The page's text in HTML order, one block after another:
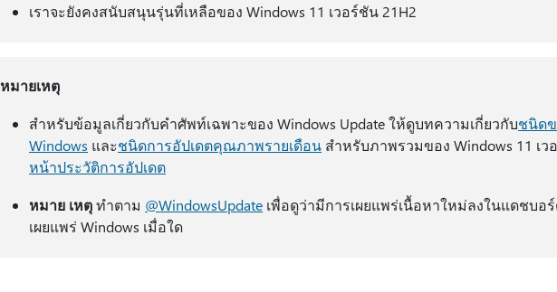
เราจะยังคงสนับสนุนรุ่นที่เหลือของ Windows 11 เวอร์ชัน 21H2
หมายเหตุ
สําหรับข้อมูลเกี่ยวกับคําศัพท์เฉพาะของ Windows Update ให้ดูบทความเกี่ยวกับชนิด
Windows และชนิดการอัปเดตคุณภาพรายเดือน สําหรับภาพรวมของ Windows 11 เว
หน้าประวัติการอัปเดต
หมาย เหตุทําตาม @WindowsUpdate เพื่อดูว่ามีการเผยแพร่เนื้อหาใหม่ลงในแดชบอ
เผยแพร่ Windows เมื่อใด